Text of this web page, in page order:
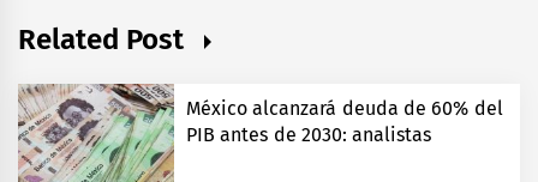
Related Post
México alcanzará deuda de 60% del
PIB antes de 2030: analistas